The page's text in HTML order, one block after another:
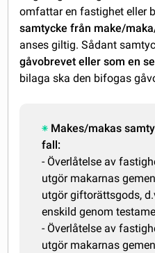
omfattar en fastighet eller
samtycke från make/
anses giltig. Sådant
gåvobrevet eller som en
bilaga ska den bifogas
Makes/makas
fall:
- Överlåtelse av
utgör makarnas
utgör giftorättsgods,
enskild genom
- Överlåtelse av
utgör makarnas